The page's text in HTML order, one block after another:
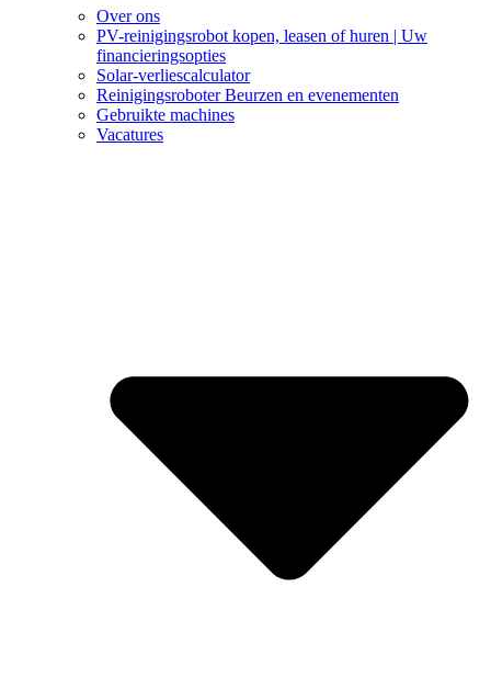
Over ons
PV-reinigingsrobot kopen, leasen of huren | Uw
financieringsopties
Solar-verliescalculator
Reinigingsroboter Beurzen en evenementen
Gebruikte machines
Vacatures